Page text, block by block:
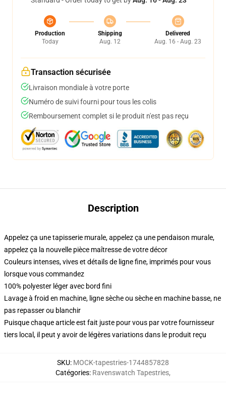
Production
Today
Shipping
Aug. 12
Delivered
Aug. 16 - Aug. 23
Transaction sécurisée
Livraison mondiale à votre porte
Numéro de suivi fourni pour tous les colis
Remboursement complet si le produit n'est pas reçu
Description
Appelez ça une tapisserie murale, appelez ça une pendaison murale,
appelez ça la nouvelle pièce maîtresse de votre décor
Couleurs intenses, vives et détails de ligne fine, imprimés pour vous
lorsque vous commandez
100% polyester léger avec bord fini
Lavage à froid en machine, ligne sèche ou sèche en machine basse, ne
pas repasser ou blanchir
Puisque chaque article est fait juste pour vous par votre fournisseur
tiers local, il peut y avoir de légères variations dans le produit reçu
SKU: MOCK-tapestries-1744857828
Catégories: Ravenswatch Tapestries,